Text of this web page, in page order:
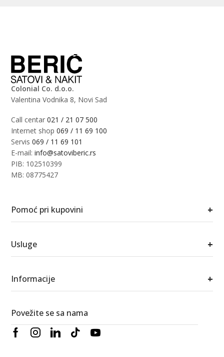
Colonial Co. d.o.o.
Valentina Vodnika 8, Novi Sad
Call centar021 / 21 07 500
Internet shop069 / 11 69 100
Servis069 / 11 69 101
E-mail:info@satoviberic.rs
PIB: 102510399
MB: 08775427
Pomoć pri kupovini +
Usluge +
Informacije +
Povežite se sa nama